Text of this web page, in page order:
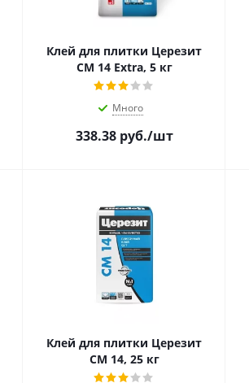
Клей для плитки Церезит
CM 14 Extra, 5 кг
Много
338.38руб./шт
Клей для плитки Церезит
CM 14, 25 кг